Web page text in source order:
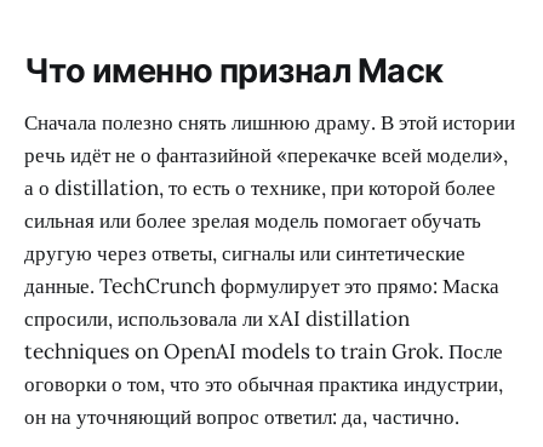
Что именно признал Маск
Сначала полезно снять лишнюю драму. В этой истории
речь идёт не о фантазийной «перекачке всей модели»,
а о distillation, то есть о технике, при которой более
сильная или более зрелая модель помогает обучать
другую через ответы, сигналы или синтетические
данные. TechCrunch формулирует это прямо: Маска
спросили, использовала ли xAI distillation
techniques on OpenAI models to train Grok. После
оговорки о том, что это обычная практика индустрии,
он на уточняющий вопрос ответил: да, частично.